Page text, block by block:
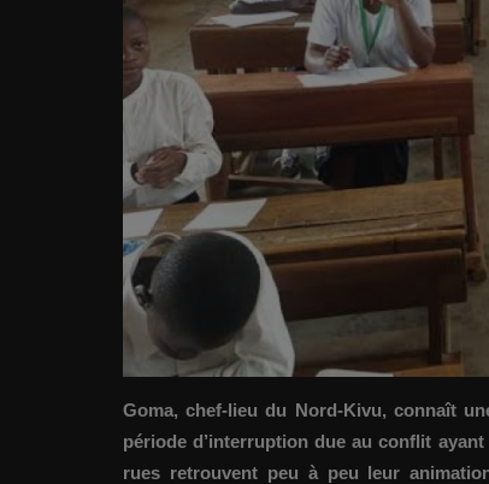
Goma, chef-lieu du Nord-Kivu, connaît
période d’interruption due au conflit
rues retrouvent peu à peu leur